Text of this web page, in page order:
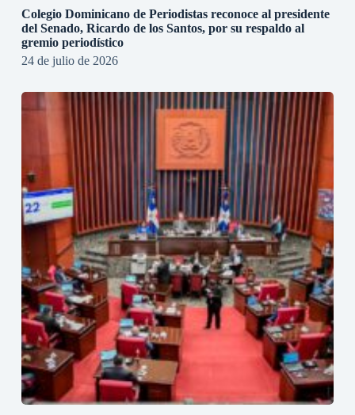
Colegio Dominicano de Periodistas reconoce al presidente
del Senado, Ricardo de los Santos, por su respaldo al
gremio periodístico
24 de julio de 2026